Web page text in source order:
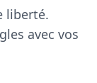
liberté.
avec vos